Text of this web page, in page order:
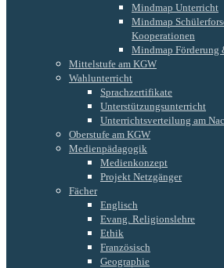
Mindmap Unterricht
Mindmap
Kooperationen
Mindmap Förderung
Mittelstufe am KGW
Wahlunterricht
Sprachzertifikate
Unterstützungsunterricht
Unterrichtsverteilung am
Oberstufe am KGW
Medienpädagogik
Medienkonzept
Projekt Netzgänger
Fächer
Englisch
Evang. Religionslehre
Ethik
Französisch
Geographie